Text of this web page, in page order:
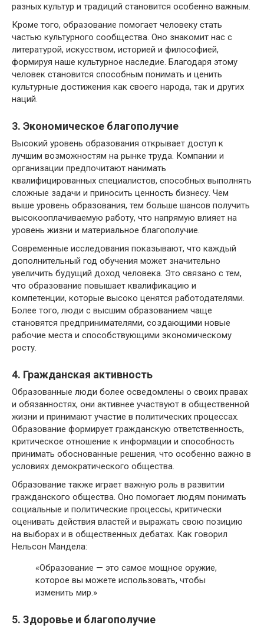
разных культур и традиций становится особенно важным.
Кроме того, образование помогает человеку стать
частью культурного сообщества. Оно знакомит нас с
литературой, искусством, историей и философией,
формируя наше культурное наследие. Благодаря этому
человек становится способным понимать и ценить
культурные достижения как своего народа, так и других
наций.
3. Экономическое благополучие
Высокий уровень образования открывает доступ к
лучшим возможностям на рынке труда. Компании и
организации предпочитают нанимать
квалифицированных специалистов, способных выполнять
сложные задачи и приносить ценность бизнесу. Чем
выше уровень образования, тем больше шансов получить
высокооплачиваемую работу, что напрямую влияет на
уровень жизни и материальное благополучие.
Современные исследования показывают, что каждый
дополнительный год обучения может значительно
увеличить будущий доход человека. Это связано с тем,
что образование повышает квалификацию и
компетенции, которые высоко ценятся работодателями.
Более того, люди с высшим образованием чаще
становятся предпринимателями, создающими новые
рабочие места и способствующими экономическому
росту.
4. Гражданская активность
Образованные люди более осведомлены о своих правах
и обязанностях, они активнее участвуют в общественной
жизни и принимают участие в политических процессах.
Образование формирует гражданскую ответственность,
критическое отношение к информации и способность
принимать обоснованные решения, что особенно важно в
условиях демократического общества.
Образование также играет важную роль в развитии
гражданского общества. Оно помогает людям понимать
социальные и политические процессы, критически
оценивать действия властей и выражать свою позицию
на выборах и в общественных дебатах. Как говорил
Нельсон Мандела:
«Образование — это самое мощное оружие,
которое вы можете использовать, чтобы
изменить мир.»
5. Здоровье и благополучие